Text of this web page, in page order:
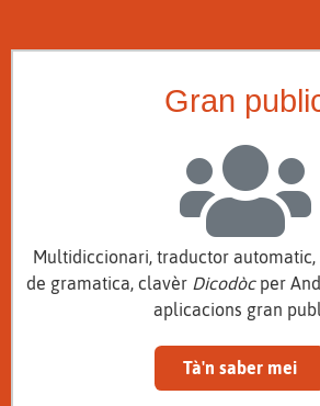
Gran
Multidiccionari, traductor automatic,
de gramatica, clavèr Dicodòcper
aplicacions gran
Tà'n saber mei